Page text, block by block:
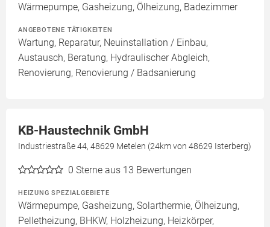
Wärmepumpe, Gasheizung, Ölheizung, Badezimmer
ANGEBOTENE TÄTIGKEITEN
Wartung, Reparatur, Neuinstallation / Einbau,
Austausch, Beratung, Hydraulischer Abgleich,
Renovierung, Renovierung / Badsanierung
KB-Haustechnik GmbH
Industriestraße 44, 48629 Metelen (24km von 48629 Isterberg)
0 Sterne aus 13 Bewertungen
HEIZUNG SPEZIALGEBIETE
Wärmepumpe, Gasheizung, Solarthermie, Ölheizung,
Pelletheizung, BHKW, Holzheizung, Heizkörper,